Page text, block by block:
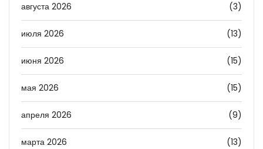
августа 2026 (3)
июля 2026 (13)
июня 2026 (15)
мая 2026 (15)
апреля 2026 (9)
марта 2026 (13)